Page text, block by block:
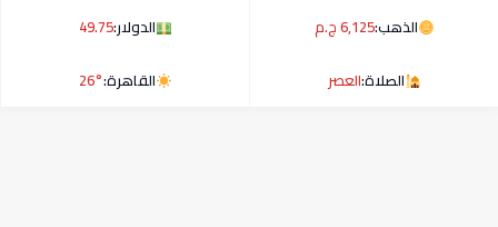
الذهب:6,125 ج.م الدولار:49.75
الصلاة:العصر القاهرة:26°